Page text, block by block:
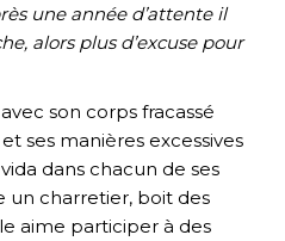
une année d’attente il
alors plus d’excuse pour
son corps fracassé
ses manières excessives
dans chacun de ses
un charretier, boit des
aime participer à des